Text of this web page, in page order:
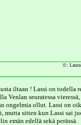
©: Laura
iltaan ! Lassi on todella
Venlan seuratessa
ongelmia ollut. Lassi on
mutta sitten kun Lassi sai
emän edellä sekä perässä.